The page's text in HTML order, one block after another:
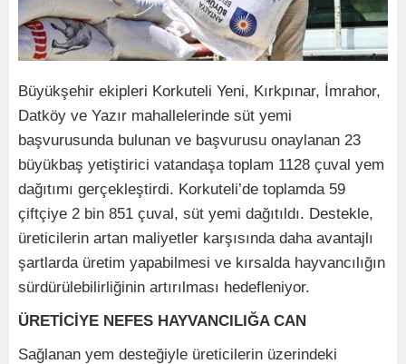
Büyükşehir ekipleri Korkuteli Yeni, Kırkpınar, İmrahor,
Datköy ve Yazır mahallelerinde süt yemi
başvurusunda bulunan ve başvurusu onaylanan 23
büyükbaş yetiştirici vatandaşa toplam 1128 çuval yem
dağıtımı gerçekleştirdi. Korkuteli’de toplamda 59
çiftçiye 2 bin 851 çuval, süt yemi dağıtıldı. Destekle,
üreticilerin artan maliyetler karşısında daha avantajlı
şartlarda üretim yapabilmesi ve kırsalda hayvancılığın
sürdürülebilirliğinin artırılması hedefleniyor.
ÜRETİCİYE NEFES HAYVANCILIĞA CAN
Sağlanan yem desteğiyle üreticilerin üzerindeki